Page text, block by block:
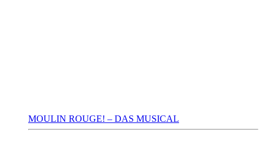
MOULIN ROUGE! – DAS MUSICAL